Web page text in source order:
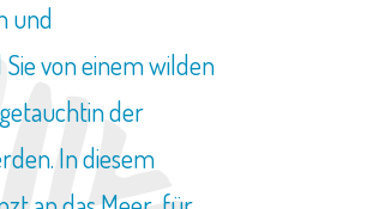
und
von einem wilden
der
In diesem